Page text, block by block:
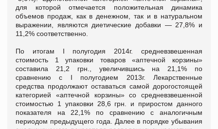
для которой отмечается положительная динамика
объемов продаж, как в денежном, так и в натуральном
выражении, являются диетические добавки — 27,8% и
11,2% соответственно.
По итогам I полугодия 2014г. средневзвешенная
стоимость 1 упаковки товаров «аптечной корзины»
составила 21,2 грн., увеличившись на 21,1% по
сравнению с I полугодием 2013г. Лекарственные
средства продолжают оставаться самой дорогостоящей
категорией «аптечной корзины» со средневзвешенной
стоимостью 1 упаковки 28,6 грн. и приростом данного
показателя на 22,1% по сравнению с аналогичным
периодом предыдущего года. Далее в порядке убывания